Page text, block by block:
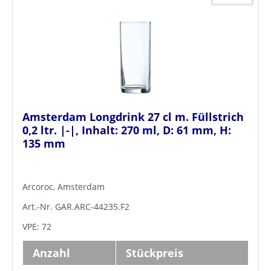
Amsterdam Longdrink 27 cl m. Füllstrich
0,2 ltr. |-|, Inhalt: 270 ml, D: 61 mm, H:
135 mm
Arcoroc, Amsterdam
Art.-Nr. GAR.ARC-44235.F2
VPE: 72
Anzahl Stückpreis